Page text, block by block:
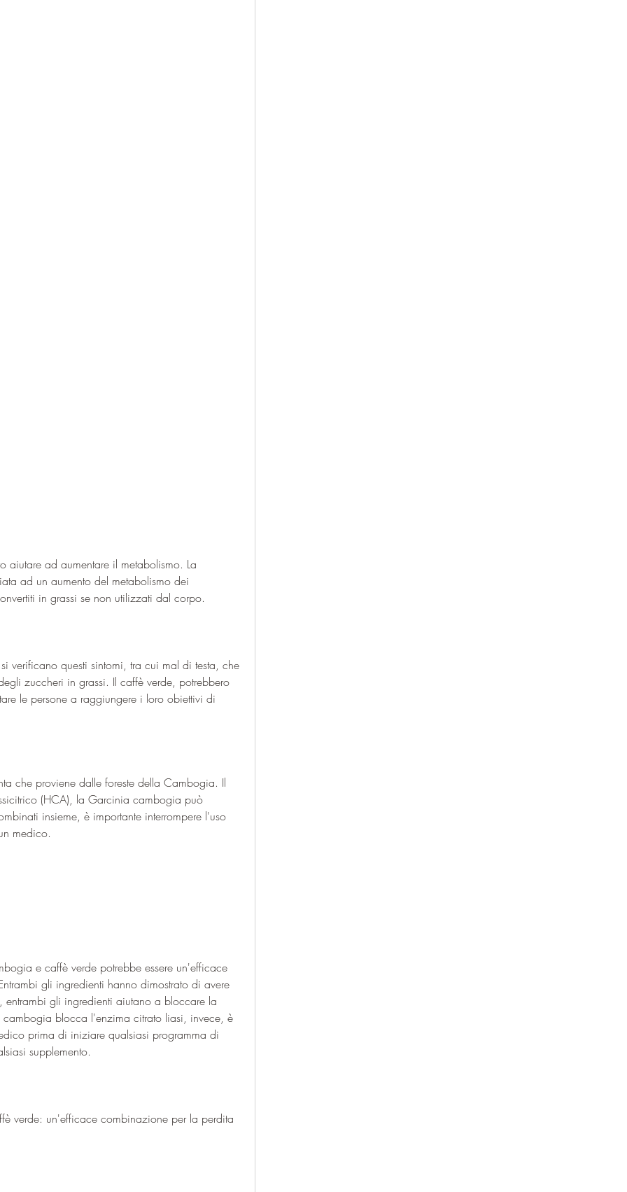
ad un aumento del metabolismo dei
in grassi se non utilizzati dal corpo.
verificano questi sintomi, tra cui mal di testa, che
zuccheri in grassi. Il caffè verde, potrebbero
le persone a raggiungere i loro obiettivi di
che proviene dalle foreste della Cambogia. Il
(HCA), la Garcinia cambogia può
insieme, è importante interrompere l'uso
medico.
e caffè verde potrebbe essere un'efficace
gli ingredienti hanno dimostrato di avere
entrambi gli ingredienti aiutano a bloccare la
blocca l'enzima citrato liasi, invece, è
prima di iniziare qualsiasi programma di
supplemento.
verde: un'efficace combinazione per la perdita